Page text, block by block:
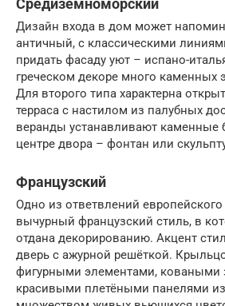
Средиземноморский
Дизайн входа в дом может
античный, с классическими
придать фасаду уют – испано-
греческом декоре много каменных
Для второго типа характерна
терраса с настилом из палубных
веранды устанавливают каменные
центре двора – фонтан или
Французский
Одно из ответвлений
вычурный французский стиль, в
отдана декорированию. Акцент
дверь с ажурной решёткой.
фигурными элементами, коваными
красивыми плетёными панелями